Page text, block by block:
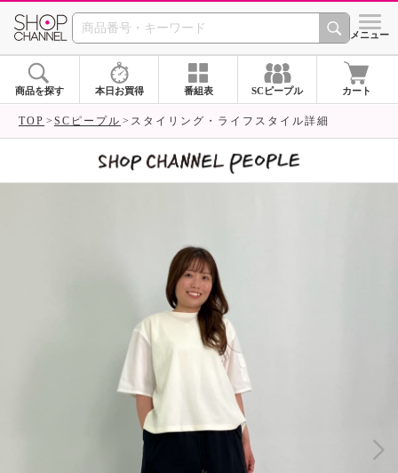
SHOP CHANNEL シメニュー
商品を探す 本日お買得 番組表 SCピープル カート
TOP SCピープル スタイリング・ライフスタイル詳細